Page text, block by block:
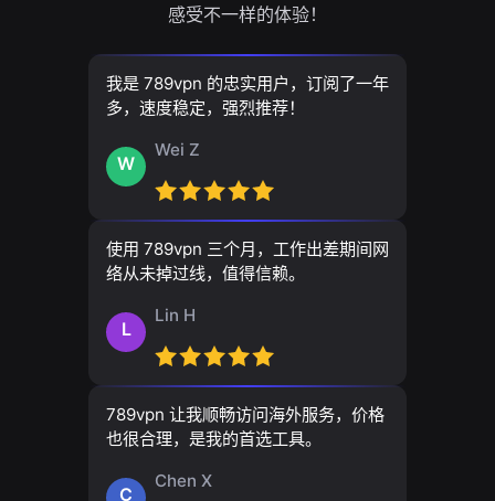
感受不一样的体验！
我是 789vpn 的忠实用户，订阅了一年
多，速度稳定，强烈推荐！
W
Wei Z
使用 789vpn 三个月，工作出差期间网
络从未掉过线，值得信赖。
L
Lin H
789vpn 让我顺畅访问海外服务，价格
也很合理，是我的首选工具。
C
Chen X